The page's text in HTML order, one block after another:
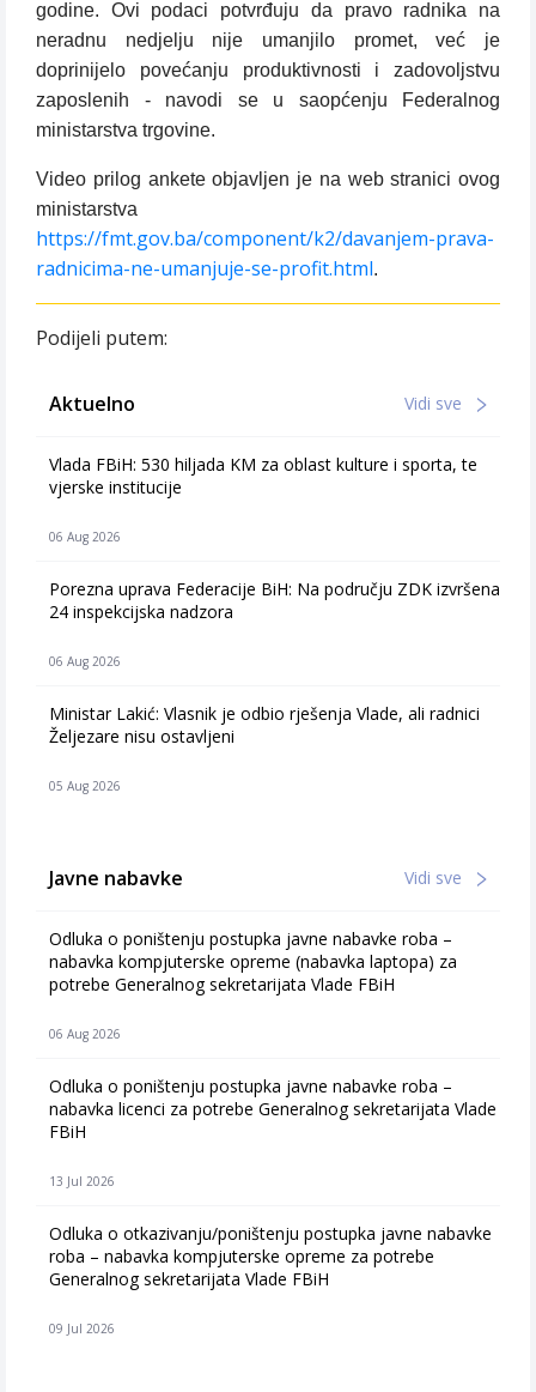
godine. Ovi podaci potvrđuju da pravo radnika na
neradnu nedjelju nije umanjilo promet, već je
doprinijelo povećanju produktivnosti i zadovoljstvu
zaposlenih - navodi se u saopćenju Federalnog
ministarstva trgovine.
Video prilog ankete objavljen je na web stranici ovog
ministarstva
https://fmt.gov.ba/component/k2/davanjem-prava-
radnicima-ne-umanjuje-se-profit.html.
Podijeli putem:
Aktuelno Vidi sve
Vlada FBiH: 530 hiljada KM za oblast kulture i sporta, te
vjerske institucije
06 Aug 2026
Porezna uprava Federacije BiH: Na području ZDK izvršena
24 inspekcijska nadzora
06 Aug 2026
Ministar Lakić: Vlasnik je odbio rješenja Vlade, ali radnici
Željezare nisu ostavljeni
05 Aug 2026
Javne nabavke Vidi sve
Odluka o poništenju postupka javne nabavke roba –
nabavka kompjuterske opreme (nabavka laptopa) za
potrebe Generalnog sekretarijata Vlade FBiH
06 Aug 2026
Odluka o poništenju postupka javne nabavke roba –
nabavka licenci za potrebe Generalnog sekretarijata Vlade
FBiH
13 Jul 2026
Odluka o otkazivanju/poništenju postupka javne nabavke
roba – nabavka kompjuterske opreme za potrebe
Generalnog sekretarijata Vlade FBiH
09 Jul 2026